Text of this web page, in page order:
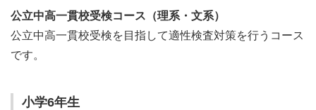
公立中高一貫校受検コース（理系・文系）
公立中高一貫校受検を目指して適性検査対策を行うコース
です。
小学6年生